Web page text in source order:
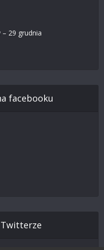
– 29 grudnia
facebooku
Twitterze